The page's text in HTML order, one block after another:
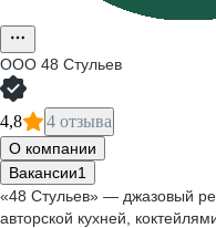
ООО 48 Стульев
4,8 4 отзыва
О компании
Вакансии1
«48 Стульев» — джазовый
авторской кухней,